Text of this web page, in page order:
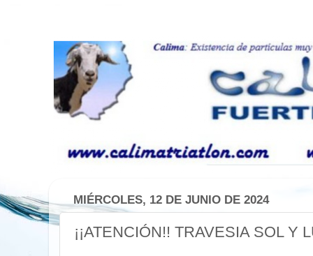
MIÉRCOLES, 12 DE JUNIO DE 2024
¡¡ATENCIÓN!! TRAVESIA SOL Y